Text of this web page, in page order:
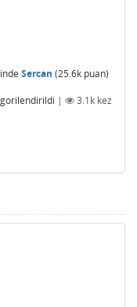
Sercan (25.6k puan)
| 3.1k kez